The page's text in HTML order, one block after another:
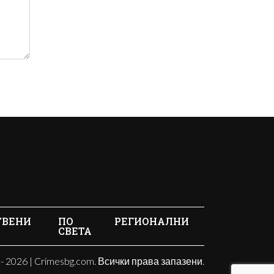
ПО
СВЕТА
РЕГИОНАЛНИ
2026 | Crimesbg.com. Всички права запазени.